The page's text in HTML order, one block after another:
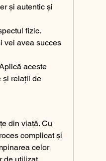
și autentic și
fizic.
vei avea succes
aceste
și relații de
din viață. Cu
complicat și
celor